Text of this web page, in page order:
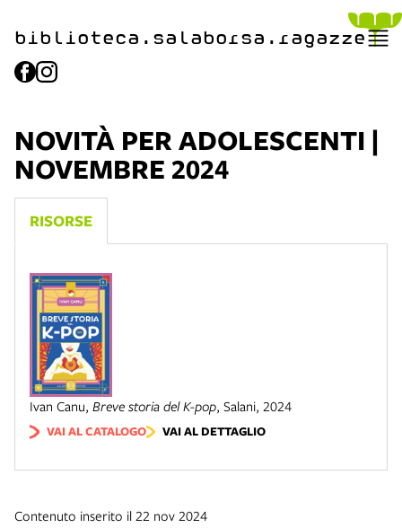
biblioteca.​salaborsa.ragazze
NOVITÀ PER ADOLESCENTI |
NOVEMBRE 2024
RISORSE
Ivan Canu, Breve storia del K-pop, Salani, 2024
VAI AL CATALOGO VAI AL DETTAGLIO
Contenuto inserito il 22 nov 2024